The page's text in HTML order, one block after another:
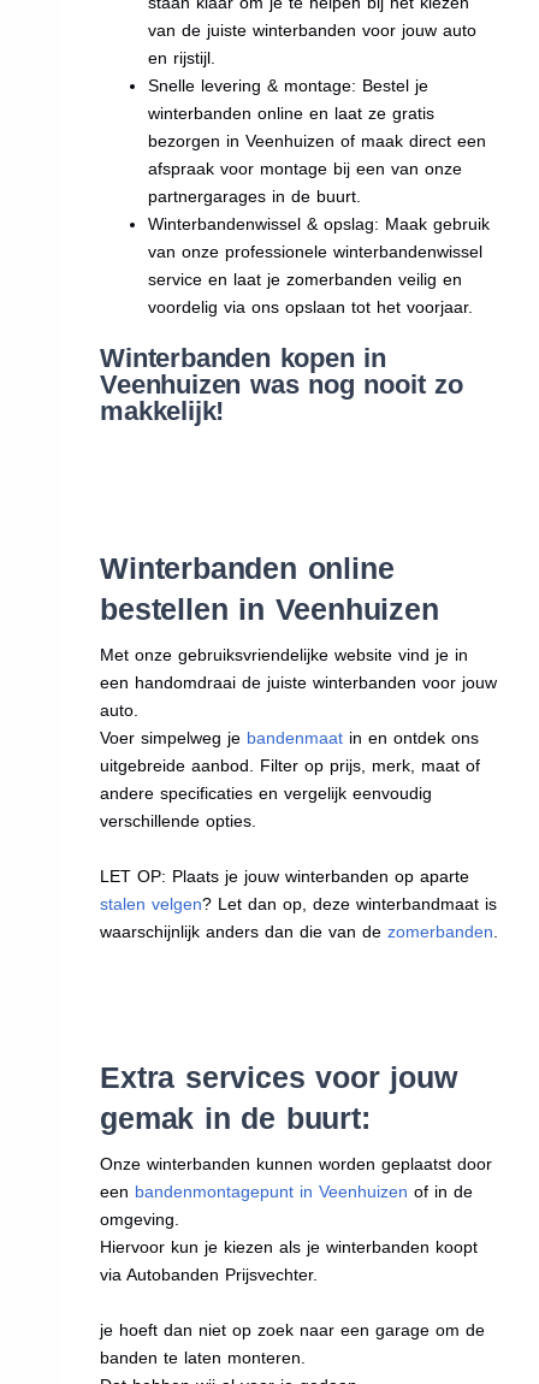
van de juiste winterbanden voor jouw auto
en rijstijl.
Snelle levering & montage: Bestel je
winterbanden online en laat ze gratis
bezorgen in Veenhuizen of maak direct een
afspraak voor montage bij een van onze
partnergarages in de buurt.
Winterbandenwissel & opslag: Maak gebruik
van onze professionele winterbandenwissel
service en laat je zomerbanden veilig en
voordelig via ons opslaan tot het voorjaar.
Winterbanden kopen in
Veenhuizen was nog nooit zo
makkelijk!
Winterbanden online
bestellen in Veenhuizen
Met onze gebruiksvriendelijke website vind je in
een handomdraai de juiste winterbanden voor jouw
auto.
Voer simpelweg je bandenmaat in en ontdek ons
uitgebreide aanbod. Filter op prijs, merk, maat of
andere specificaties en vergelijk eenvoudig
verschillende opties.
LET OP: Plaats je jouw winterbanden op aparte
stalen velgen? Let dan op, deze winterbandmaat is
waarschijnlijk anders dan die van dezomerbanden
Extra services voor jouw
gemak in de buurt:
Onze winterbanden kunnen worden geplaatst door
een bandenmontagepunt in Veenhuizen of in de
omgeving.
Hiervoor kun je kiezen als je winterbanden koopt
via Autobanden Prijsvechter.
je hoeft dan niet op zoek naar een garage om de
banden te laten monteren.